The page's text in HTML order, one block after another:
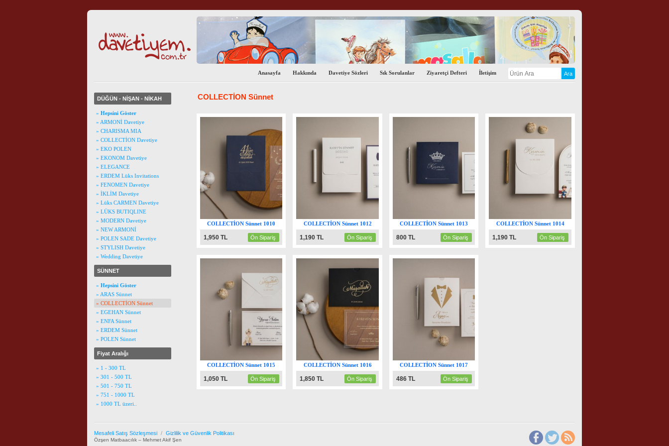
Anasayfa Hakkında Davetiye Sözleri Sık Sorulanlar Ziyaretçi Defteri İletişim
DÜĞÜN - NİŞAN - NİKAH
» Hepsini Göster
» ARMONİ Davetiye
» CHARISMA MIA
» COLLECTİON Davetiye
» EKO POLEN
» EKONOM Davetiye
» ELEGANCE
» ERDEM Lüks Invitations
» FENOMEN Davetiye
» İKLİM Davetiye
» Lüks CARMEN Davetiye
» LÜKS BUTIQLINE
» MODERN Davetiye
» NEW ARMONİ
» POLEN SADE Davetiye
» STYLISH Davetiye
» Wedding Davetiye
SÜNNET
» Hepsini Göster
» ARAS Sünnet
» COLLECTİON Sünnet
» EGEHAN Sünnet
» ENFA Sünnet
» ERDEM Sünnet
» POLEN Sünnet
Fiyat Aralığı
» 1 - 300 TL
» 301 - 500 TL
» 501 - 750 TL
» 751 - 1000 TL
» 1000 TL üzeri..
COLLECTİON Sünnet
COLLECTİON Sünnet 1010
1,950 TL Ön Sipariş
COLLECTİON Sünnet 1012
1,190 TL Ön Sipariş
COLLECTİON Sünnet 1013
800 TL Ön Sipariş
COLLECTİON Sünnet 1014
1,190 TL Ön Sipariş
COLLECTİON Sünnet 1015
1,050 TL Ön Sipariş
COLLECTİON Sünnet 1016
1,850 TL Ön Sipariş
COLLECTİON Sünnet 1017
486 TL Ön Sipariş
Mesafeli Satış Sözleşmesi / Gizlilik ve Güvenlik Politikası
Özşen Matbaacılık – Mehmet Akif Şen